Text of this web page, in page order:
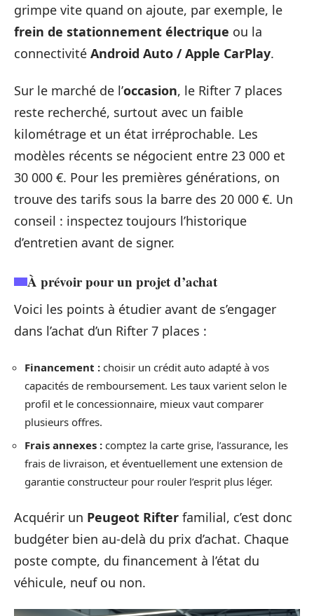
grimpe vite quand on ajoute, par exemple, le
frein de stationnement électrique ou la
connectivité Android Auto / Apple CarPlay.
Sur le marché de l’occasion, le Rifter 7 places
reste recherché, surtout avec un faible
kilométrage et un état irréprochable. Les
modèles récents se négocient entre 23 000 et
30 000 €. Pour les premières générations, on
trouve des tarifs sous la barre des 20 000 €. Un
conseil : inspectez toujours l’historique
d’entretien avant de signer.
À prévoir pour un projet d’achat
Voici les points à étudier avant de s’engager
dans l’achat d’un Rifter 7 places :
Financement : choisir un crédit auto adapté à vos
capacités de remboursement. Les taux varient selon le
profil et le concessionnaire, mieux vaut comparer
plusieurs offres.
Frais annexes : comptez la carte grise, l’assurance, les
frais de livraison, et éventuellement une extension de
garantie constructeur pour rouler l’esprit plus léger.
Acquérir un Peugeot Rifter familial, c’est donc
budgéter bien au-delà du prix d’achat. Chaque
poste compte, du financement à l’état du
véhicule, neuf ou non.